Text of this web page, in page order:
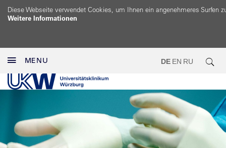
Diese Webseite verwendet Cookies, um Ihnen ein angenehmeres Surfen
Weitere Informationen
MENU DE EN RU